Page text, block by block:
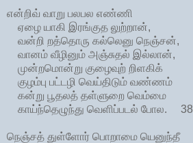
என்றிவ் வாறு பலபல எண்ணி
ஏழை யாகி இரங்குத லுற்றான்,
வன்றி றத்தொரு கல்லெனு நெஞ்சன்,
வானம் வீழினும் அஞ்சுதல் இல்லான்,
முன்றமொன்று குழைவுற் றிளகிக்
குழம்பு பட்டழி வெய்திடும் வண்ணம்
கன்று பூதலத் தள்ளுறை வெம்மை
காய்ந்தெழுந்து வெளிப்படல் போல. 38
நெஞ்சத் துள்ளோர் பொறாமை யெனுந்தீ